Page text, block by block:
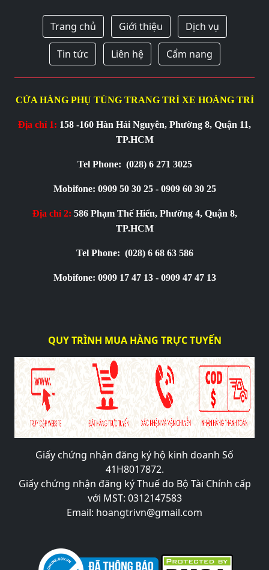
Trang chủ Giới thiệu Dịch vụ
Tin tức Liên hệ Cẩm nang
CỬA HÀNG PHỤ TÙNG TRANG TRÍ XE HOÀNG TRÍ
Địa chỉ 1: 158 -160 Hàn Hải Nguyên, Phường 8, Quận 11,
TP.HCM
Tel Phone: (028) 6 271 3025
Mobifone: 0909 50 30 25 - 0909 60 30 25
Địa chỉ 2: 586 Phạm Thế Hiển, Phường 4, Quận 8,
TP.HCM
Tel Phone: (028) 6 68 63 586
Mobifone: 0909 17 47 13 - 0909 47 47 13
QUY TRÌNH MUA HÀNG TRỰC TUYẾN
Giấy chứng nhận đăng ký hộ kinh doanh Số
41H8017872.
Giấy chứng nhận đăng ký Thuế do Bộ Tài Chính cấp
với MST: 0312147583
Email: hoangtrivn@gmail.com